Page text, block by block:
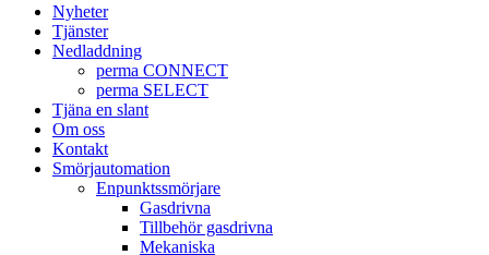
Nyheter
Tjänster
Nedladdning
perma CONNECT
perma SELECT
Tjäna en slant
Om oss
Kontakt
Smörjautomation
Enpunktssmörjare
Gasdrivna
Tillbehör gasdrivna
Mekaniska